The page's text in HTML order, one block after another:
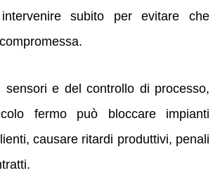
intervenire subito per evitare che
sensori e del controllo di processo,
fermo può bloccare impianti
causare ritardi produttivi, penali